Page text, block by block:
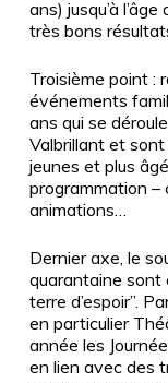
ans) jusqu’à
très bons
Troisième point :
événements
ans qui se
Valbrillant et
jeunes et plus
programmation –
animations…
Dernier axe, le
quarantaine sont
terre d’espoir”.
en particulier
année les
en lien avec des